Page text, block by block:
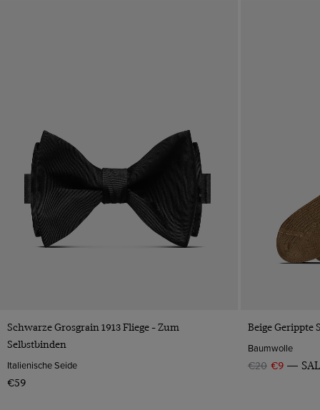
VORSCHAU
Schwarze Grosgrain 1913 Fliege - Zum
Selbstbinden
Italienische Seide
€59
Beige Gerippte
Baumwolle
€20 €9